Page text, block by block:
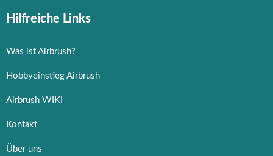
Hilfreiche Links
Was ist Airbrush?
Hobbyeinstieg Airbrush
Airbrush WIKI
Kontakt
Über uns